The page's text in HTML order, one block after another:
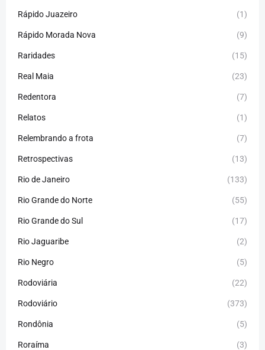
Rápido Juazeiro (1)
Rápido Morada Nova (9)
Raridades (15)
Real Maia (23)
Redentora (7)
Relatos (1)
Relembrando a frota (7)
Retrospectivas (13)
Rio de Janeiro (133)
Rio Grande do Norte (55)
Rio Grande do Sul (17)
Rio Jaguaribe (2)
Rio Negro (5)
Rodoviária (22)
Rodoviário (373)
Rondônia (5)
Roraíma (3)